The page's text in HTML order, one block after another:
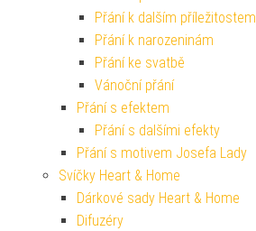
Přání k dalším příležitostem
Přání k narozeninám
Přání ke svatbě
Vánoční přání
Přání s efektem
Přání s dalšími efekty
Přání s motivem Josefa Lady
Svíčky Heart & Home
Dárkové sady Heart & Home
Difuzéry